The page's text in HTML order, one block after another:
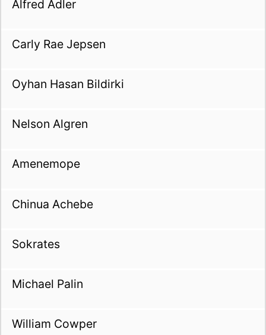
Alfred Adler
Carly Rae Jepsen
Oyhan Hasan Bildirki
Nelson Algren
Amenemope
Chinua Achebe
Sokrates
Michael Palin
William Cowper